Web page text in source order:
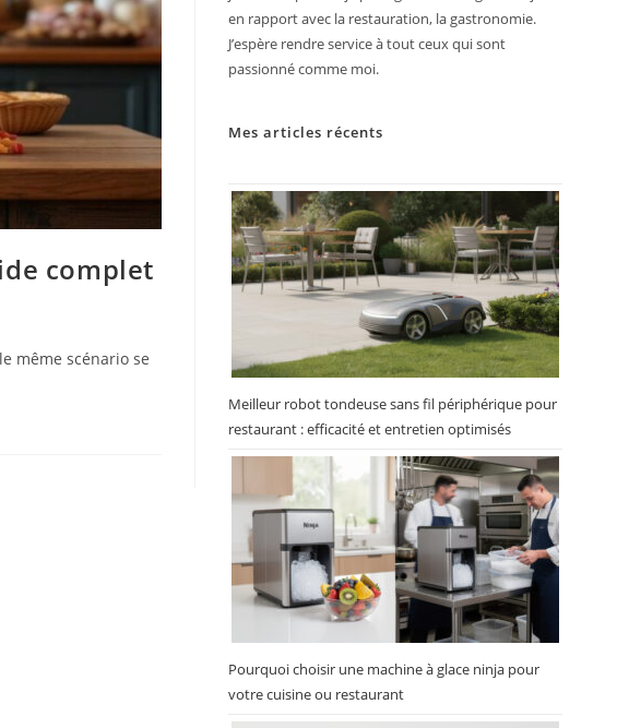
complet
même scénario se
en rapport avec la restauration, la gastronomie.
J’espère rendre service à tout ceux qui sont
passionné comme moi.
Mes articles récents
Meilleur robot tondeuse sans fil périphérique pour
restaurant : efficacité et entretien optimisés
Pourquoi choisir une machine à glace ninja pour
votre cuisine ou restaurant